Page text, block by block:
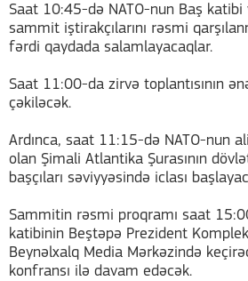
Saat 10:45-də NATO-nun Baş katibi
sammit iştirakçılarını rəsmi
fərdi qaydada salamlayacaqlar.
Saat 11:00-da zirvə toplantısının
çəkiləcək.
Ardınca, saat 11:15-də NATO-nun
olan Şimali Atlantika Şurasının
başçıları səviyyəsində iclası
Sammitin rəsmi proqramı saat
katibinin Beştəpə Prezident
Beynəlxalq Media Mərkəzində
konfransı ilə davam edəcək.